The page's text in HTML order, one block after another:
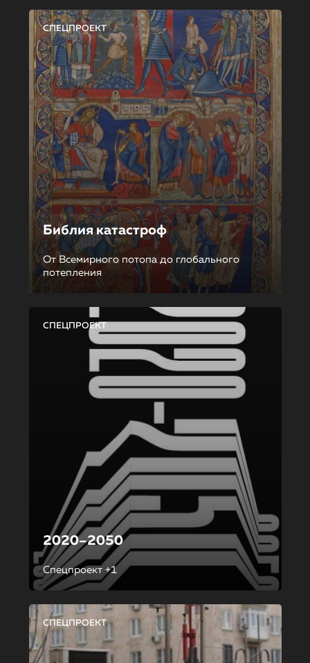
СПЕЦПРОЕКТ
Библия катастроф
От Всемирного потопа до глобального
потепления
СПЕЦПРОЕКТ
2020–2050
Спецпроект +1
СПЕЦПРОЕКТ